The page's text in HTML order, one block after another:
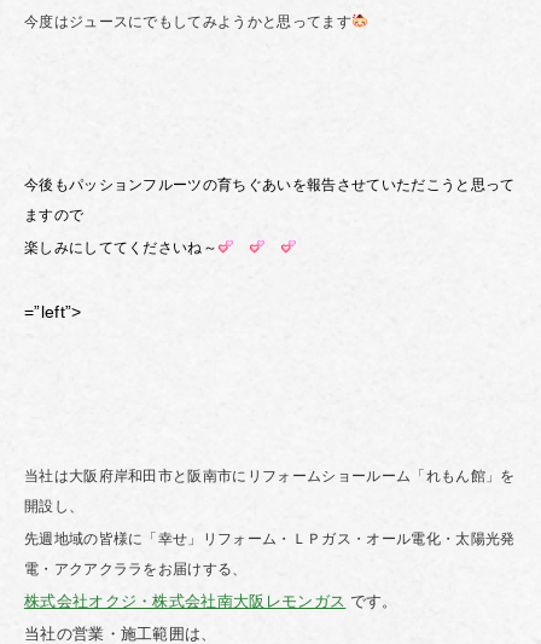
今度はジュースにでもしてみようかと思ってます
今後もパッションフルーツの育ちぐあいを報告させていただこうと思って
ますので
楽しみにしててくださいね～
=”left”>
当社は大阪府岸和田市と阪南市にリフォームショールーム「れもん館」を
開設し、
先週地域の皆様に「幸せ」リフォーム・ＬＰガス・オール電化・太陽光発
電・アクアクララをお届けする、
株式会社オクジ・株式会社南大阪レモンガス です。
当社の営業・施工範囲は、